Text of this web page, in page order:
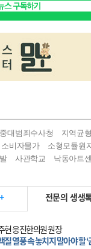
중대범죄수사청
지역균
소비자물가
소형모듈원
사관학교
낙동아트
전문의 생생
현 웅진한의원 원장
질 열풍 속 놓치지 말아야 할 ‘